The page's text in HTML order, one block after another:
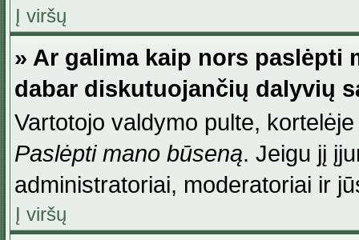
Į viršų
» Ar galima kaip nors paslėpti
dabar diskutuojančių dalyvių
Vartotojo valdymo pulte,
Paslėpti mano būseną. Jeigu jį
administratoriai, moderatoriai ir
Į viršų